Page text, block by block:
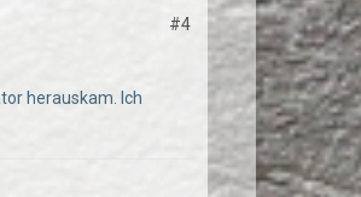
#4
herauskam. Ich